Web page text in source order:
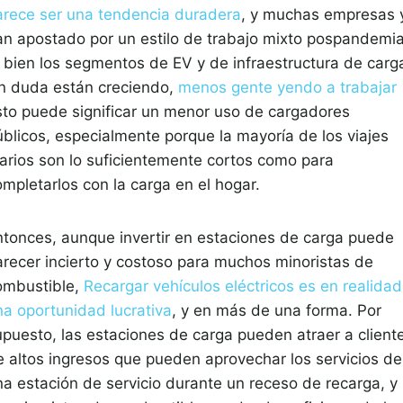
ser una tendencia duradera, y muchas empresas
apostado por un estilo de trabajo mixto
bien los segmentos de EV y de infraestructura de
duda están creciendo, menos gente yendo a trabajar
puede significar un menor uso de cargadores
especialmente porque la mayoría de los viajes
son lo suficientemente cortos como para
con la carga en el hogar.
aunque invertir en estaciones de carga puede
incierto y costoso para muchos minoristas de
Recargar vehículos eléctricos es en realidad
oportunidad lucrativa, y en más de una forma. Por
las estaciones de carga pueden atraer a
altos ingresos que pueden aprovechar los servicios de
estación de servicio durante un receso de recarga, y